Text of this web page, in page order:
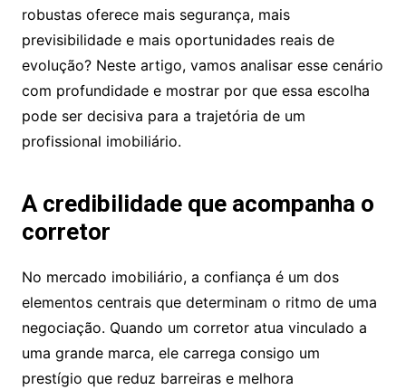
robustas oferece mais segurança, mais
previsibilidade e mais oportunidades reais de
evolução? Neste artigo, vamos analisar esse cenário
com profundidade e mostrar por que essa escolha
pode ser decisiva para a trajetória de um
profissional imobiliário.
A credibilidade que acompanha o
corretor
No mercado imobiliário, a confiança é um dos
elementos centrais que determinam o ritmo de uma
negociação. Quando um corretor atua vinculado a
uma grande marca, ele carrega consigo um
prestígio que reduz barreiras e melhora